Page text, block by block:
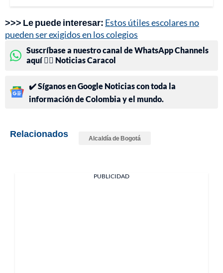
>>> Le puede interesar: Estos útiles escolares no
pueden ser exigidos en los colegios
Suscríbase a nuestro canal de WhatsApp Channels
aquí 👉🏻 Noticias Caracol
✔️ Síganos en Google Noticias con toda la
información de Colombia y el mundo.
Relacionados Alcaldía de Bogotá
PUBLICIDAD